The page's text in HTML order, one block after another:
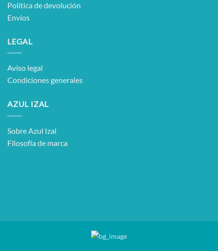
Política de devolución
Envíos
LEGAL
Aviso legal
Condiciones generales
AZUL IZAL
Sobre Azul Izal
Filosofía de marca